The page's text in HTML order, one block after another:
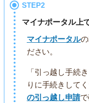
STEP2
マイナポータル上
マイナポータル
ださい。
「引っ越し手続
りに手続きして
の引っ越し申請で